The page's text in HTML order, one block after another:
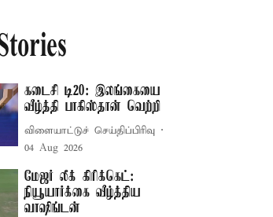
கடைசி டி20: இலங்கையை
வீழ்த்தி பாகிஸ்தான் வெற்றி
விளையாட்டுச் செய்திப்பிரிவு
04 Aug 2026
மேஜர் லீக் கிரிக்கெட்:
நியூயார்க்கை வீழ்த்திய
வாஷிங்டன்